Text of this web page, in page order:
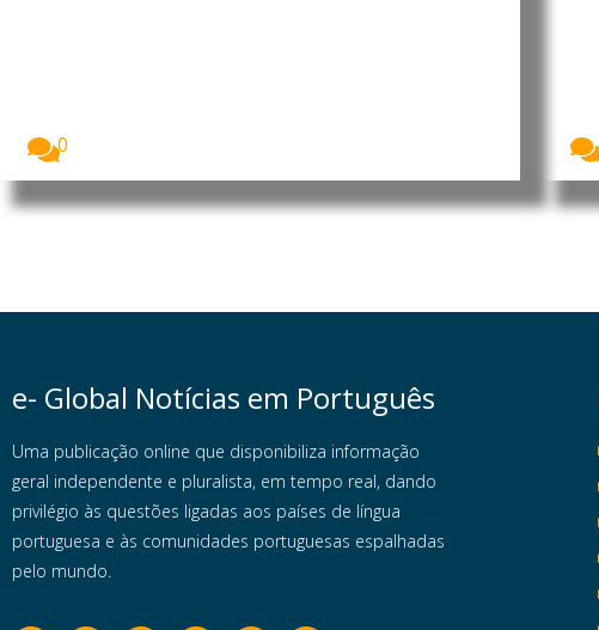
0
e- Global Notícias em Português
Uma publicação online que disponibiliza informação
geral independente e pluralista, em tempo real, dando
privilégio às questões ligadas aos países de língua
portuguesa e às comunidades portuguesas espalhadas
pelo mundo.